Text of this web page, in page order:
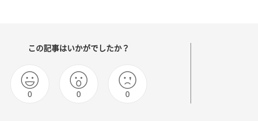
この記事はいかがでしたか？
0 0 0